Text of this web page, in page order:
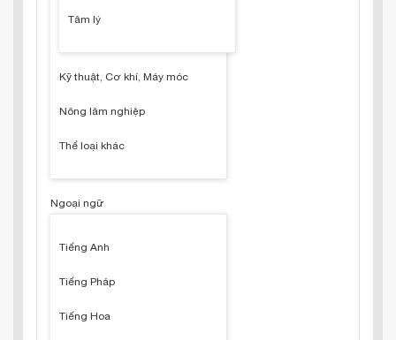
Tâm lý
Kỹ thuật, Cơ khí, Máy móc
Nông lâm nghiệp
Thể loại khác
Ngoại ngữ
Tiếng Anh
Tiếng Pháp
Tiếng Hoa